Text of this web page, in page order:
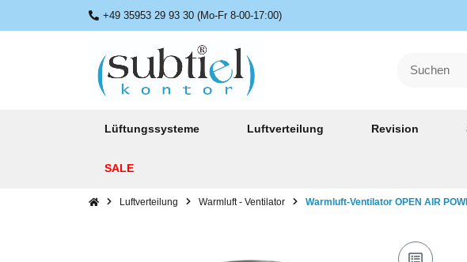
+49 35953 29 93 30 (Mo-Fr 8-00-17:00)
Lüftungssysteme Luftverteilung Revision
SALE
Luftverteilung Warmluft - Ventilator Warmluft-Ventilator OPEN AIR